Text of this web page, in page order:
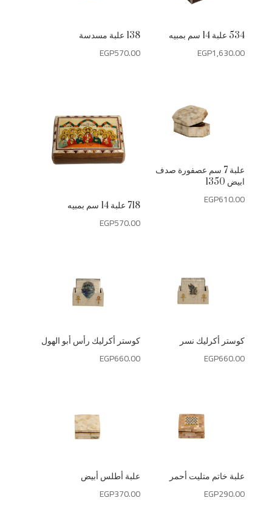
138 علبة مسدسة
EGP570.00
534 علبة 14 سم بمبيه
EGP1,630.00
718 علبة 14 سم بمبيه
EGP570.00
علبة 7 سم عصفورة صدف
ابيض 1350
EGP610.00
كوستر أكرليك رأس أبو الهول
EGP660.00
كوستر أكرليك نسر
EGP660.00
علبة أطلس أبيض
EGP370.00
علبة خاتم متليت أحمر
EGP290.00